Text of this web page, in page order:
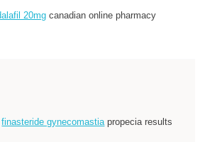
20mg canadian online pharmacy
finasteride gynecomastiapropecia results